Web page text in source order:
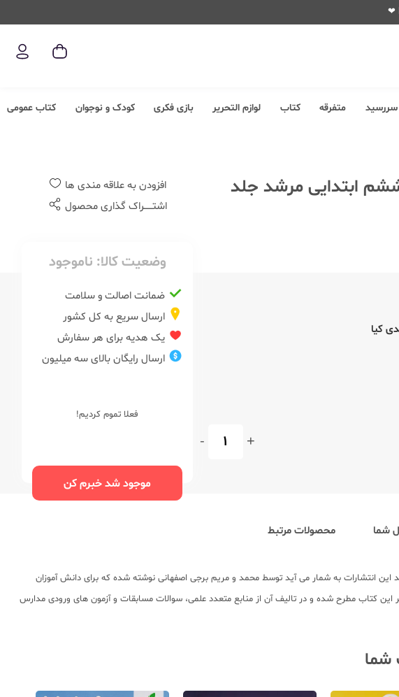
سررسید متفرقه کتاب لوازم التحریر بازی فکری کودک و نوجوان کتاب عمومی
پاسخ هوش و استعداد تحلیلی 6 ششم ابتدایی مرشد جلد
کیا
+
-
افزودن به علاقه مندی ها
اشتــــــراک گذاری محصول
وضعیت کالا: ناموجود
ضمانت اصالت و سلامت
ارسال سریع به کل کشور
یک هدیه برای هر سفارش
ارسال رایگان بالای سه میلیون
فعلا تموم کردیم!
موجود شد خبرم کن
شما محصولات مرتبط
مجموعه مرشد این انتشارات به شمار می آید توسط محمد و مریم برجی اصفهانی نوشته شده که برای دانش آموزان
می شود که در بخش سوالات در جلد دیگر این کتاب مطرح شده و در تالیف آن از منابع متعدد علمی، سوالات مسابقات و آزمون های ورودی مدارس
شما